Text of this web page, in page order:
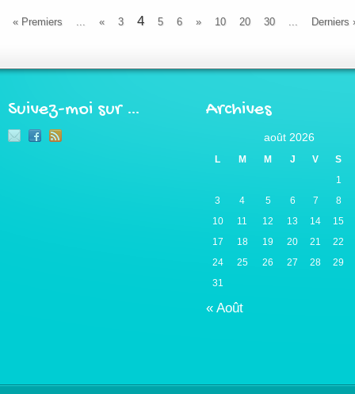
« Premiers « 3 4 5 6 » 10 20 30 Derniers
Suivez-moi sur … Archives
août 2026
L M M J V S
« Août
1
3
4 5 6 7
8
10
11 12 13 14
15
17
18 19 20 21
22
24
25 26 27 28
29
31